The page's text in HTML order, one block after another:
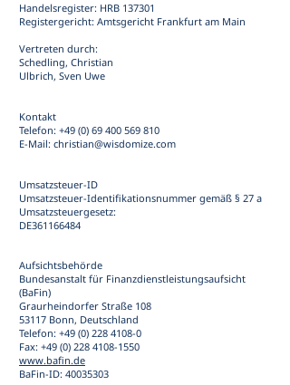
Handelsregister: HRB 137301
Registergericht: Amtsgericht Frankfurt am Main
Vertreten durch:
Schedling, Christian
Ulbrich, Sven Uwe
Kontakt
Telefon: +49 (0) 69 400 569 810
E-Mail: christian@wisdomize.com
Umsatzsteuer-ID
Umsatzsteuer-Identifikationsnummer gemäß § 27 a
Umsatzsteuergesetz:
DE361166484
Aufsichtsbehörde
Bundesanstalt für Finanzdienstleistungsaufsicht
(BaFin)
Graurheindorfer Straße 108
53117 Bonn, Deutschland
Telefon: +49 (0) 228 4108-0
Fax: +49 (0) 228 4108-1550
www.bafin.de
BaFin-ID: 40035303